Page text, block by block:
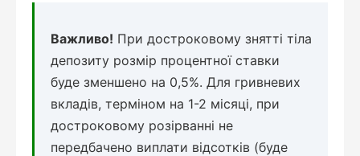
Важливо! При достроковому знятті тіла
депозиту розмір процентної ставки
буде зменшено на 0,5%. Для гривневих
вкладів, терміном на 1-2 місяці, при
достроковому розірванні не
передбачено виплати відсотків (буде